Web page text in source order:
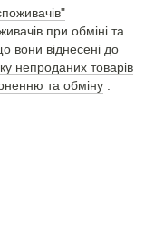
при обміні та
вони віднесені до
непроданих товарів
та обміну